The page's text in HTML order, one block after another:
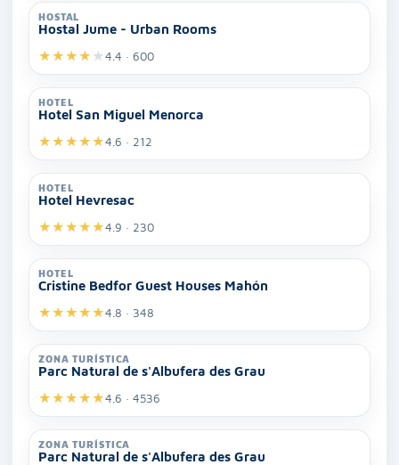
HOSTAL
Hostal Jume - Urban Rooms
★★★★ ★4.4 · 600
HOTEL
Hotel San Miguel Menorca
★★★★★4.6 · 212
HOTEL
Hotel Hevresac
★★★★★4.9 · 230
HOTEL
Cristine Bedfor Guest Houses Mahón
★★★★★4.8 · 348
ZONA TURÍSTICA
Parc Natural de s'Albufera des Grau
★★★★★4.6 · 4536
ZONA TURÍSTICA
Parc Natural de s'Albufera des Grau